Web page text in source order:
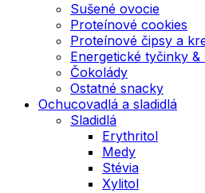
Sušené ovocie
Proteínové cookies
Proteínové čipsy a
Energetické tyčinky &
Čokolády
Ostatné snacky
Ochucovadlá a sladidlá
Sladidlá
Erythritol
Medy
Stévia
Xylitol